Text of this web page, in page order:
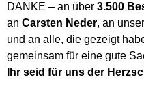
DANKE – an über 3.500
an Carsten Neder, an
und an alle, die gezeigt
gemeinsam für eine gute
Ihr seid für uns der